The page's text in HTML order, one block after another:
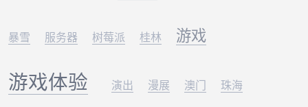
暴雪 服务器 树莓派 桂林 游戏
游戏体验 演出 漫展 澳门 珠海